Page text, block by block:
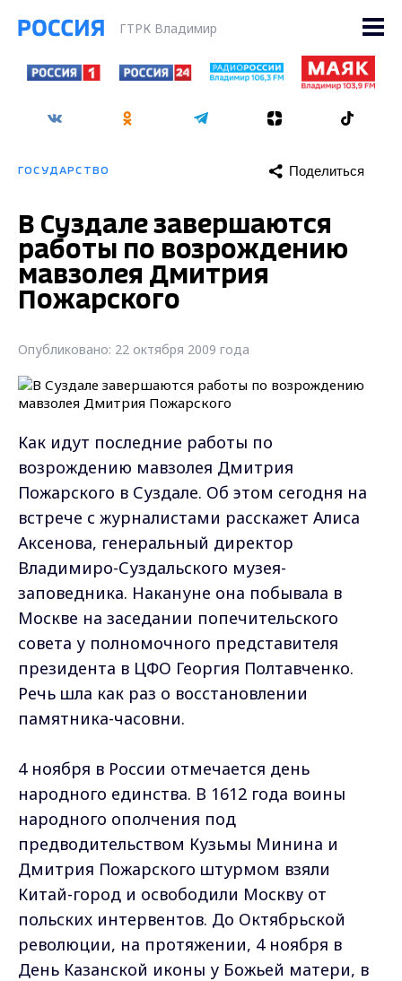
ГТРК Владимир
ГОСУДАРСТВО Поделиться
В Суздале завершаются
работы по возрождению
мавзолея Дмитрия
Пожарского
Опубликовано: 22 октября 2009 года
Как идут последние работы по
возрождению мавзолея Дмитрия
Пожарского в Суздале. Об этом сегодня на
встрече с журналистами расскажет Алиса
Аксенова, генеральный директор
Владимиро-Суздальского музея-
заповедника. Накануне она побывала в
Москве на заседании попечительского
совета у полномочного представителя
президента в ЦФО Георгия Полтавченко.
Речь шла как раз о восстановлении
памятника-часовни.
4 ноября в России отмечается день
народного единства. В 1612 года воины
народного ополчения под
предводительством Кузьмы Минина и
Дмитрия Пожарского штурмом взяли
Китай-город и освободили Москву от
польских интервентов. До Октябрьской
революции, на протяжении, 4 ноября в
День Казанской иконы у Божьей матери, в